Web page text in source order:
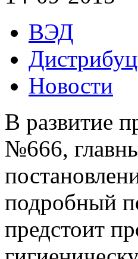
ВЭД
Новости
В развитие
№666,
подробный
предстоит